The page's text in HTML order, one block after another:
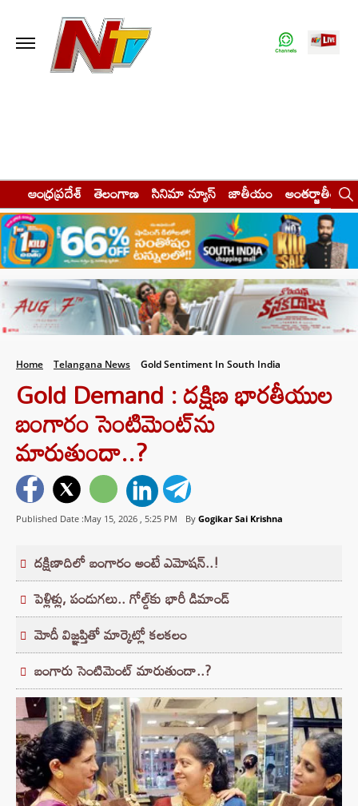
ఆంధ్రప్రదేశ్ తెలంగాణ సినిమా న్యూస్ జాతీయం అంతర్జాతీయం
Home Telangana News Gold Sentiment In South India
Gold Demand : దక్షిణ భారతీయుల
బంగారం సెంటిమెంట్‌ను
మారుతుందా..?
Published Date :May 15, 2026 , 5:25 PM By Gogikar Sai Krishna
దక్షిణాదిలో బంగారం అంటే ఎమోషన్..!
పెళ్లిళ్లు, పండుగలు.. గోల్డ్‌కు భారీ డిమాండ్
మోదీ విజ్ఞప్తితో మార్కెట్లో కలకలం
బంగారు సెంటిమెంట్ మారుతుందా..?